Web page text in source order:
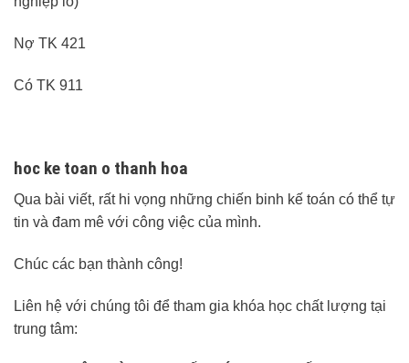
Nợ TK 421
Có TK 911
hoc ke toan o thanh hoa
Qua bài viết, rất hi vọng những chiến binh kế toán có thể tự
tin và đam mê với công việc của mình.
Chúc các bạn thành công!
Liên hệ với chúng tôi để tham gia khóa học chất lượng tại
trung tâm: